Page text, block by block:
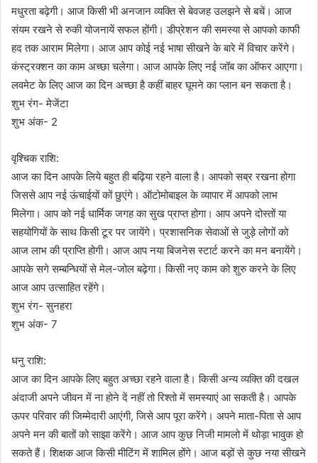
मधुरता बढ़ेगी। आज किसी भी अनजान व्यक्ति से बेवजह उलझने से बचें। आज
संयम रखने से रुकी योजनायें सफल होंगी। डीप्रेशन की समस्या से आपको काफी
हद तक आराम मिलेगा। आज आप कोई नई भाषा सीखने के बारे में विचार करेंगे।
कंस्ट्रक्शन का काम अच्छा चलेगा। आज आपके लिए नई जॉब का ऑफर आएगा।
लवमेट के लिए आज का दिन अच्छा है कहीं बाहर घूमने का प्लान बन सकता है।
शुभ रंग- मेजेंटा
शुभ अंक- 2
वृश्चिक राशि:
आज का दिन आपके लिये बहुत ही बढ़िया रहने वाला है। आपको सब्र रखना होगा
जिससे आप नई ऊंचाईयों कों छुएंगे। ऑटोमोबाइल के व्यापार में आपको लाभ
मिलेगा। आप को नई धार्मिक जगह का सुख प्राप्त होगा। आप अपने दोस्तों या
सहयोगियों के साथ किसी टूर पर जायेंगे। प्रशासनिक सेवाओं से जुड़े लोगों को
आज लाभ की प्राप्ति होगी। आज आप नया बिजनेस स्टार्ट करने का मन बनायेंगे।
आपके सगे सम्बन्धियों से मेल-जोल बढ़ेगा। किसी नए काम को शुरु करने के लिए
आज आप उत्साहित रहेंगे।
शुभ रंग- सुनहरा
शुभ अंक- 7
धनु राशि:
आज का दिन आपके लिए बहुत अच्छा रहने वाला है। किसी अन्य व्यक्ति की दखल
अंदाजी अपने जीवन में ना होने दें नहीं तो रिश्तो में समस्याएं आ सकती है। आपके
ऊपर परिवार की जिम्मेदारी आएंगी, जिसे आप पूरा करेंगे। अपने माता-पिता से आप
अपने मन की बातों को साझा करेंगे। आज आप कुछ निजी मामलो में थोड़ा भावुक हो
सकते हैं। शिक्षक आज किसी मीटिंग में शामिल होंगे। आज बड़ों से कुछ नया सीखने